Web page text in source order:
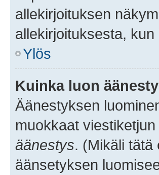
allekirjoituksen
allekirjoituksesta,
Ylös
Kuinka luon
Äänestyksen
muokkaat
äänestys. (Mikäli tätä
äänsetyksen